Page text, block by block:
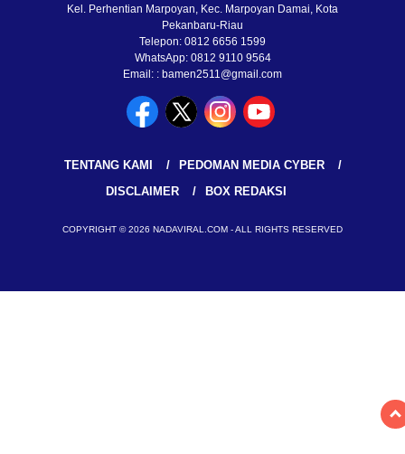
Kel. Perhentian Marpoyan, Kec. Marpoyan Damai, Kota
Pekanbaru-Riau
Telepon: 0812 6656 1599
WhatsApp: 0812 9110 9564
Email: : bamen2511@gmail.com
TENTANG KAMI
PEDOMAN MEDIA CYBER
DISCLAIMER
BOX REDAKSI
COPYRIGHT © 2026 NADAVIRAL.COM - ALL RIGHTS RESERVED